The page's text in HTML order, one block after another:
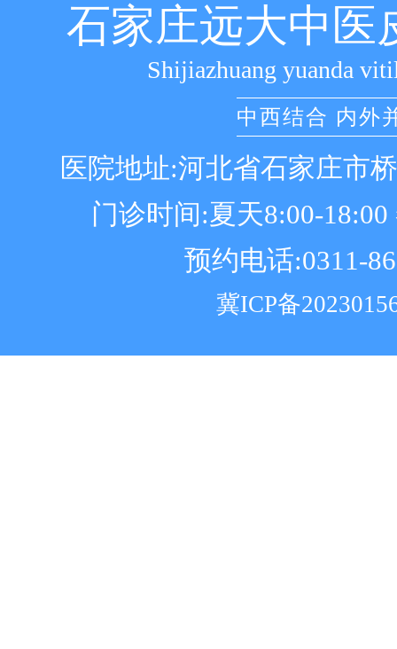
石家庄远大中医
Shijiazhuang yuanda
中西结合 内外
医院地址:河北省石家庄市
门诊时间:夏天8:00-18:00
预约电话:0311-
冀ICP备